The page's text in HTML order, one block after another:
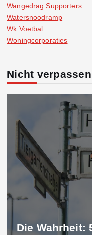
Wangedrag Supporters
Watersnoodramp
Wk Voetbal
Woningcorporaties
Nicht verpassen
Die Wahrheit: